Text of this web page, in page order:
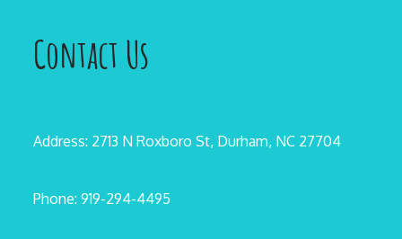
Contact Us
Address: 2713 N Roxboro St, Durham, NC 27704
Phone: 919-294-4495